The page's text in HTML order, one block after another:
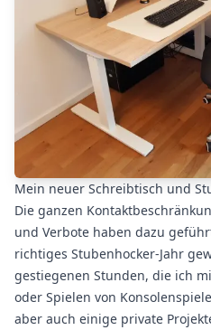
Mein neuer Schreibtisch und
Die ganzen
und Verbote haben dazu
richtiges Stubenhocker-Jahr
gestiegenen Stunden, die ich
oder Spielen von
aber auch einige private